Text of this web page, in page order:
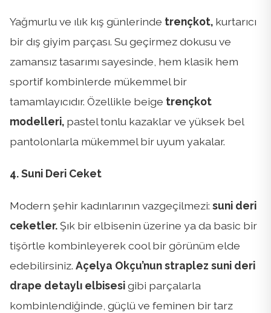
Yağmurlu ve ılık kış günlerinde trençkot, kurtarıcı
bir dış giyim parçası. Su geçirmez dokusu ve
zamansız tasarımı sayesinde, hem klasik hem
sportif kombinlerde mükemmel bir
tamamlayıcıdır. Özellikle beige trençkot
modelleri, pastel tonlu kazaklar ve yüksek bel
pantolonlarla mükemmel bir uyum yakalar.
4. Suni Deri Ceket
Modern şehir kadınlarının vazgeçilmezi: suni deri
ceketler.Şık bir elbisenin üzerine ya da basic bir
tişörtle kombinleyerek cool bir görünüm elde
edebilirsiniz. Açelya Okçu’nun straplez suni deri
drape detaylı elbisesigibi parçalarla
kombinlendiğinde, güçlü ve feminen bir tarz